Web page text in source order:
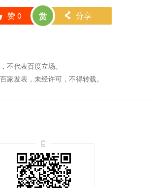
赞0 赏 󰄯 分享
不代表百度立场。
家发表，未经许可，不得转载。